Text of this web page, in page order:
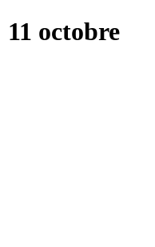
11 octobre